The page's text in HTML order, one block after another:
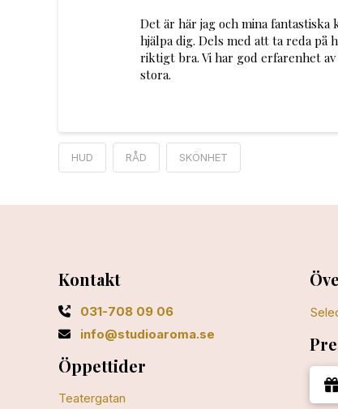
Det är här jag och mina
hjälpa dig. Dels med att ta reda på
riktigt bra. Vi har god erfarenhet
stora.
HUD RÅD SKÖNHET
Kontakt
031-708 09 06
info@studioaroma.se
Öppettider
Teatergatan